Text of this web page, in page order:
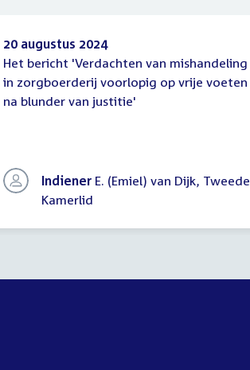
Schriftelijke
vragen
20 augustus 2024
Het bericht 'Verdachten van mishandeling
in zorgboerderij voorlopig op vrije voeten
na blunder van justitie'
Indiener E. (Emiel) van Dijk, Tweede
Kamerlid